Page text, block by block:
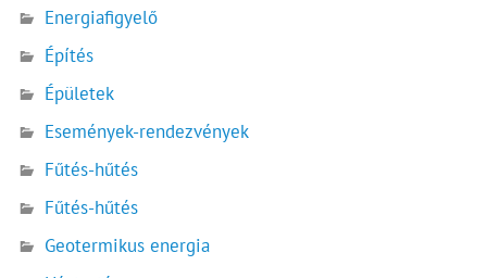
Energiafigyelő
Építés
Épületek
Események-rendezvények
Fűtés-hűtés
Fűtés-hűtés
Geotermikus energia